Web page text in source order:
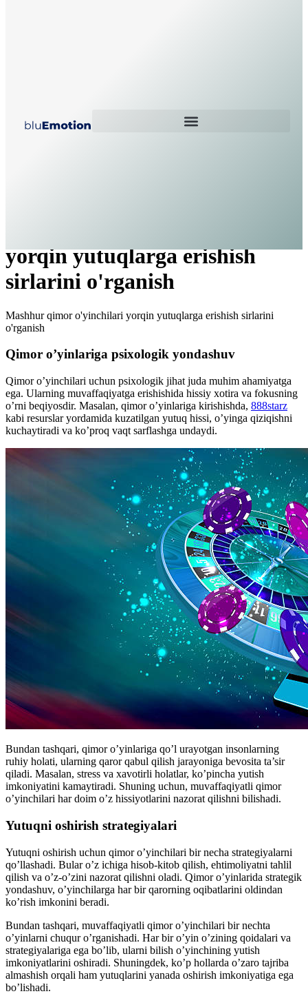
yorqin yutuqlarga erishish
sirlarini o'rganish
Mashhur qimor o'yinchilari yorqin yutuqlarga erishish sirlarini
o'rganish
Qimor o’yinlariga psixologik yondashuv
Qimor o’yinchilari uchun psixologik jihat juda muhim ahamiyatga
ega. Ularning muvaffaqiyatga erishishida hissiy xotira va fokusning
o’rni beqiyosdir. Masalan, qimor o’yinlariga kirishishda, 888starz
kabi resurslar yordamida kuzatilgan yutuq hissi, o’yinga qiziqishni
kuchaytiradi va ko’proq vaqt sarflashga undaydi.
Bundan tashqari, qimor o’yinlariga qo’l urayotgan insonlarning
ruhiy holati, ularning qaror qabul qilish jarayoniga bevosita ta’sir
qiladi. Masalan, stress va xavotirli holatlar, ko’pincha yutish
imkoniyatini kamaytiradi. Shuning uchun, muvaffaqiyatli qimor
o’yinchilari har doim o’z hissiyotlarini nazorat qilishni bilishadi.
Yutuqni oshirish strategiyalari
Yutuqni oshirish uchun qimor o’yinchilari bir necha strategiyalarni
qo’llashadi. Bular o’z ichiga hisob-kitob qilish, ehtimoliyatni tahlil
qilish va o’z-o’zini nazorat qilishni oladi. Qimor o’yinlarida strategik
yondashuv, o’yinchilarga har bir qarorning oqibatlarini oldindan
ko’rish imkonini beradi.
Bundan tashqari, muvaffaqiyatli qimor o’yinchilari bir nechta
o’yinlarni chuqur o’rganishadi. Har bir o’yin o’zining qoidalari va
strategiyalariga ega bo’lib, ularni bilish o’yinchining yutish
imkoniyatlarini oshiradi. Shuningdek, ko’p hollarda o’zaro tajriba
almashish orqali ham yutuqlarini yanada oshirish imkoniyatiga ega
bo’lishadi.